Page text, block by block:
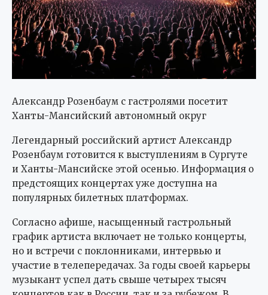
Александр Розенбаум с гастролями посетит
Ханты-Мансийский автономный округ
Легендарный российский артист Александр
Розенбаум готовится к выступлениям в Сургуте
и Ханты-Мансийске этой осенью. Информация о
предстоящих концертах уже доступна на
популярных билетных платформах.
Согласно афише, насыщенный гастрольный
график артиста включает не только концерты,
но и встречи с поклонниками, интервью и
участие в телепередачах. За годы своей карьеры
музыкант успел дать свыше четырех тысяч